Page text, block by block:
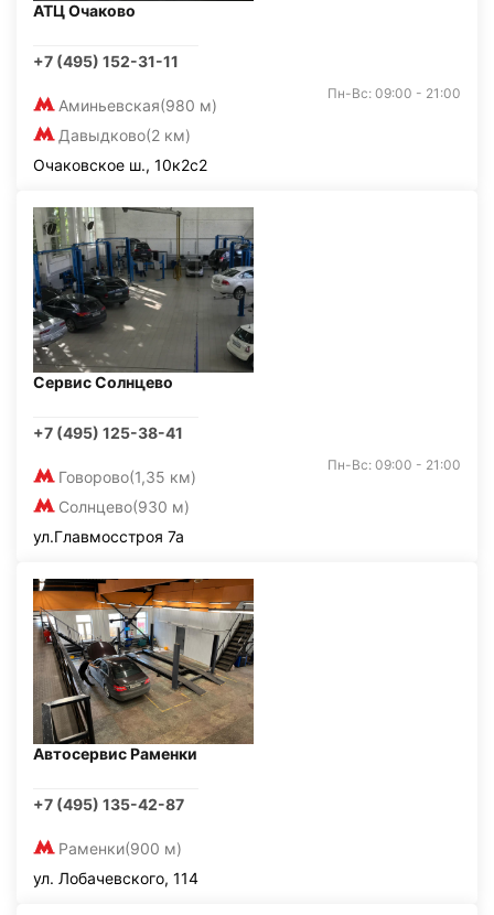
АТЦ Очаково
+7 (495) 152-31-11
Аминьевская(980 м)
Давыдково(2 км)
Пн-Вс: 09:00 - 21:00
Очаковское ш., 10к2с2
Сервис Солнцево
+7 (495) 125-38-41
Говорово(1,35 км)
Солнцево(930 м)
Пн-Вс: 09:00 - 21:00
ул.Главмосстроя 7а
Автосервис Раменки
+7 (495) 135-42-87
Раменки(900 м)
ул. Лобачевского, 114